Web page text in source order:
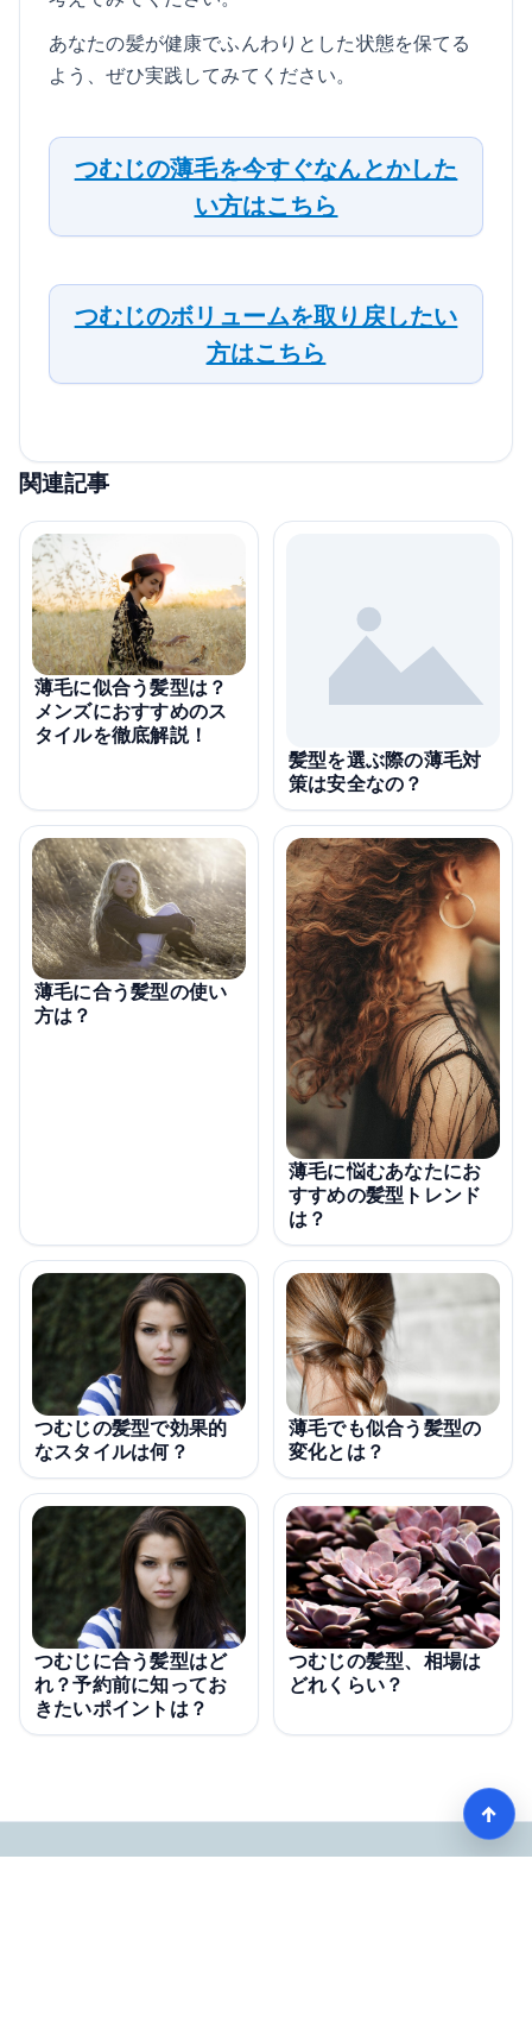
あなたの髪が健康でふんわりとした状態を保てる
よう、ぜひ実践してみてください。
つむじの薄毛を今すぐなんとかした
い方はこちら
つむじのボリュームを取り戻したい
方はこちら
関連記事
薄毛に似合う髪型は？
メンズにおすすめのス
タイルを徹底解説！
髪型を選ぶ際の薄毛対
策は安全なの？
薄毛に合う髪型の使い
方は？
薄毛に悩むあなたにお
すすめの髪型トレンド
は？
つむじの髪型で効果的
なスタイルは何？
薄毛でも似合う髪型の
変化とは？
つむじに合う髪型はど
れ？予約前に知ってお
きたいポイントは？
つむじの髪型、相場は
どれくらい？
↑